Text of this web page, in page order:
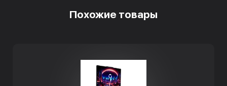
Похожие товары